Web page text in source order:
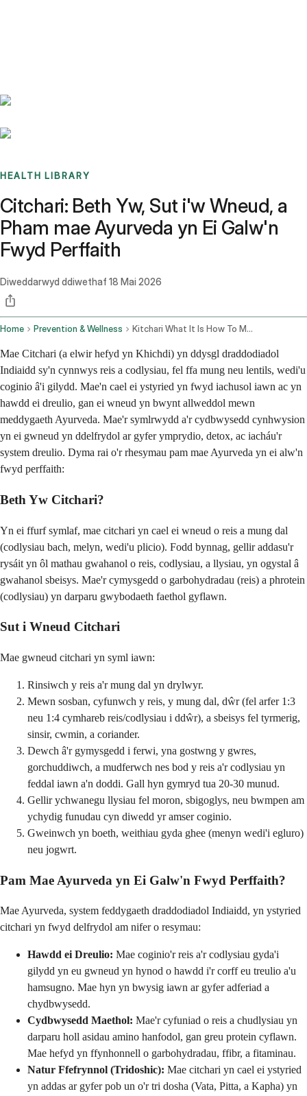
HEALTH LIBRARY
Citchari: Beth Yw, Sut i'w Wneud, a
Pham mae Ayurveda yn Ei Galw'n
Fwyd Perffaith
Diweddarwyd ddiwethaf 18 Mai 2026
Home Prevention & Wellness Kitchari What It Is How To Make It And Why Ayurveda Calls It The Perfect Food
Mae Citchari (a elwir hefyd yn Khichdi) yn ddysgl draddodiadol
Indiaidd sy'n cynnwys reis a codlysiau, fel ffa mung neu lentils, wedi'u
coginio â'i gilydd. Mae'n cael ei ystyried yn fwyd iachusol iawn ac yn
hawdd ei dreulio, gan ei wneud yn bwynt allweddol mewn
meddygaeth Ayurveda. Mae'r symlrwydd a'r cydbwysedd cynhwysion
yn ei gwneud yn ddelfrydol ar gyfer ymprydio, detox, ac iacháu'r
system dreulio. Dyma rai o'r rhesymau pam mae Ayurveda yn ei alw'n
fwyd perffaith:
Beth Yw Citchari?
Yn ei ffurf symlaf, mae citchari yn cael ei wneud o reis a mung dal
(codlysiau bach, melyn, wedi'u plicio). Fodd bynnag, gellir addasu'r
rysáit yn ôl mathau gwahanol o reis, codlysiau, a llysiau, yn ogystal â
gwahanol sbeisys. Mae'r cymysgedd o garbohydradau (reis) a phrotein
(codlysiau) yn darparu gwybodaeth faethol gyflawn.
Sut i Wneud Citchari
Mae gwneud citchari yn syml iawn:
Rinsiwch y reis a'r mung dal yn drylwyr.
Mewn sosban, cyfunwch y reis, y mung dal, dŵr (fel arfer 1:3
neu 1:4 cymhareb reis/codlysiau i ddŵr), a sbeisys fel tyrmerig,
sinsir, cwmin, a coriander.
Dewch â'r gymysgedd i ferwi, yna gostwng y gwres,
gorchuddiwch, a mudferwch nes bod y reis a'r codlysiau yn
feddal iawn a'n doddi. Gall hyn gymryd tua 20-30 munud.
Gellir ychwanegu llysiau fel moron, sbigoglys, neu bwmpen am
ychydig funudau cyn diwedd yr amser coginio.
Gweinwch yn boeth, weithiau gyda ghee (menyn wedi'i egluro)
neu jogwrt.
Pam Mae Ayurveda yn Ei Galw'n Fwyd Perffaith?
Mae Ayurveda, system feddygaeth draddodiadol Indiaidd, yn ystyried
citchari yn fwyd delfrydol am nifer o resymau:
Hawdd ei Dreulio: Mae coginio'r reis a'r codlysiau gyda'i
gilydd yn eu gwneud yn hynod o hawdd i'r corff eu treulio a'u
hamsugno. Mae hyn yn bwysig iawn ar gyfer adferiad a
chydbwysedd.
Cydbwysedd Maethol: Mae'r cyfuniad o reis a chudlysiau yn
darparu holl asidau amino hanfodol, gan greu protein cyflawn.
Mae hefyd yn ffynhonnell o garbohydradau, ffibr, a fitaminau.
Natur Ffefrynnol (Tridoshic): Mae citchari yn cael ei ystyried
yn addas ar gyfer pob un o'r tri dosha (Vata, Pitta, a Kapha) yn